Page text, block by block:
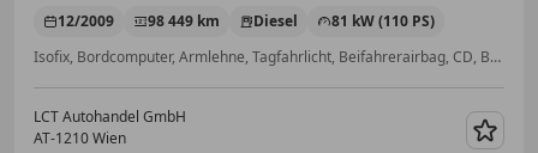
12/2009 98 449 km Diesel
81 kW (110 PS)
Isofix, Bordcomputer, Armlehne, Tagfahrlicht, Beifahrerairbag, CD, Berganfahrassistent, Multifunktionslenkrad
LCT Autohandel GmbH
AT-1210 Wien